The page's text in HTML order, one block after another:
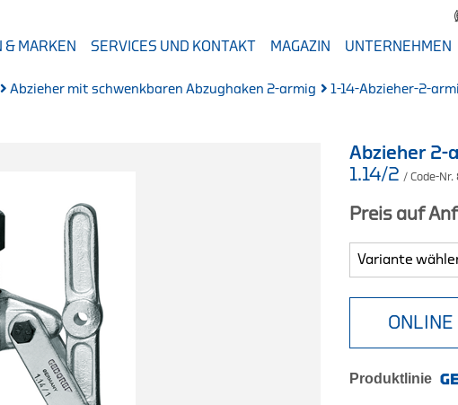
& MARKEN SERVICES UND KONTAKT MAGAZIN UNTERNEHMEN
Abzieher mit schwenkbaren Abzughaken 2-armig 1-14-Abzieher-2-
Abzieher 2-
1.14/2 / Code-
Preis auf
ONLINE
Produktlinie